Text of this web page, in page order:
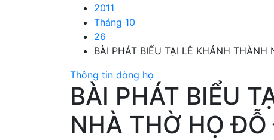
2011
Tháng 10
26
BÀI PHÁT BIỂU TẠI LỄ KHÁNH
Thông tin dòng họ
BÀI PHÁT BIỂU
NHÀ THỜ HỌ